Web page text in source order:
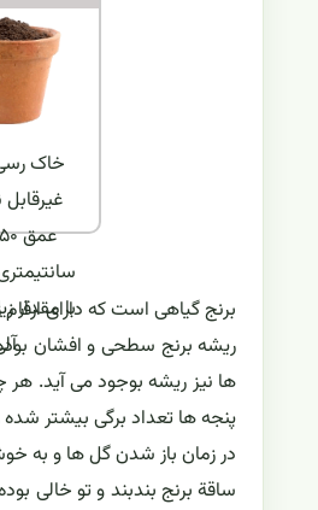
خاک رسی
با مقدار
برنج گیاهی است که دارای ارقام زودرس (طول دوره رشد ۱۳۰ تا ۱۴۵ روز)، متوسط
ها نیز ریشه بوجود می آید.
پنجه ها تعداد برگی بیشتر شده
در زمان باز شدن گل ها و به
ساقة برنج بندبند و تو خالی